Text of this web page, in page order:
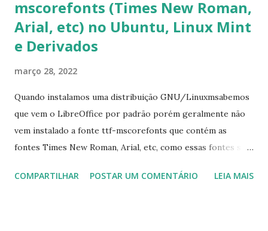
mscorefonts (Times New Roman,
Arial, etc) no Ubuntu, Linux Mint
e Derivados
março 28, 2022
Quando instalamos uma distribuição GNU/Linuxmsabemos
que vem o LibreOffice por padrão porém geralmente não
vem instalado a fonte ttf-mscorefonts que contém as
fontes Times New Roman, Arial, etc, como essas fontes são
a Associação Brasileira de Normas Técnicas (ABNT), exige
COMPARTILHAR POSTAR UM COMENTÁRIO LEIA MAIS